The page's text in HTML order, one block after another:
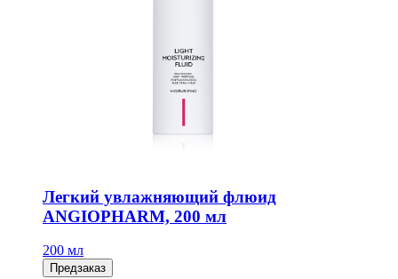
Легкий увлажняющий флюид
ANGIOPHARM, 200 мл
200 мл
Предзаказ